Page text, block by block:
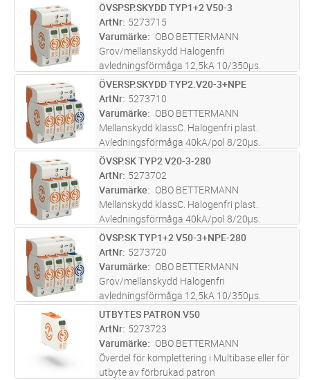
ST Lägg i kundvagn
ÖVSPSP.SKYDD TYP1+2 V50-3
ArtNr 5273715
Varumärke
OBO BETTERMANN
Grov/mellanskydd Halogenfri
avledningsförmåga 12,5kA 10/350µs.
Restspänning max 1,3kV. Max försäkring
160A. Maximaldriftspänning 280V. TN-C nät
ST Lägg i kundvagn
ÖVERSP.SKYDD TYP2.V20-3+NPE
ArtNr 5273710
Varumärke
OBO BETTERMANN
Mellanskydd klassC. Halogenfri plast.
Avledningsförmåga 40kA/pol 8/20µs.
Restspänning max 1,3kV. Max försäkring
160A. Maximal driftspänning 280V. TN-S nät
ST Lägg i kundvagn
ÖVSP.SK TYP2 V20-3-280
ArtNr 5273702
Varumärke
OBO BETTERMANN
Mellanskydd klassC. Halogenfri plast.
Avledningsförmåga 40kA/pol 8/20µs.
Restspänning max 1,3kV. Max försäkring
160A. Maximal driftspänning 280V. TN-C nät
ST Lägg i kundvagn
ÖVSP.SK TYP1+2 V50-3+NPE-280
ArtNr 5273720
Varumärke
OBO BETTERMANN
Grov/mellanskydd Halogenfri
avledningsförmåga 12,5kA 10/350µs.
Restspänning max 1,3kV. Max försäkring
160A. Maximaldriftspänning 280V. TN-S nät
ST Lägg i kundvagn
UTBYTES PATRON V50
ArtNr 5273723
Varumärke
OBO BETTERMANN
Överdel för komplettering i Multibase eller för
utbyte av förbrukad patron